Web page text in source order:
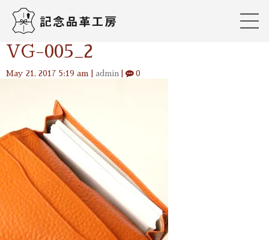
VG-005_2
May 21, 2017 5:19 am admin 0